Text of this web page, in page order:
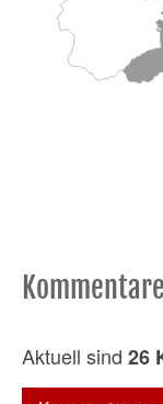
Kommentare
Aktuell sind 26